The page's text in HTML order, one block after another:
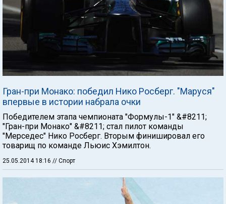
Гран-при Монако: победил Нико Росберг. "Маруся"
впервые в истории набрала очки
Победителем этапа чемпионата "Формулы-1" &#8211;
"Гран-при Монако" &#8211; стал пилот команды
"Мерседес" Нико Росберг. Вторым финишировал его
товарищ по команде Льюис Хэмилтон.
25.05.2014 18:16 // Спорт